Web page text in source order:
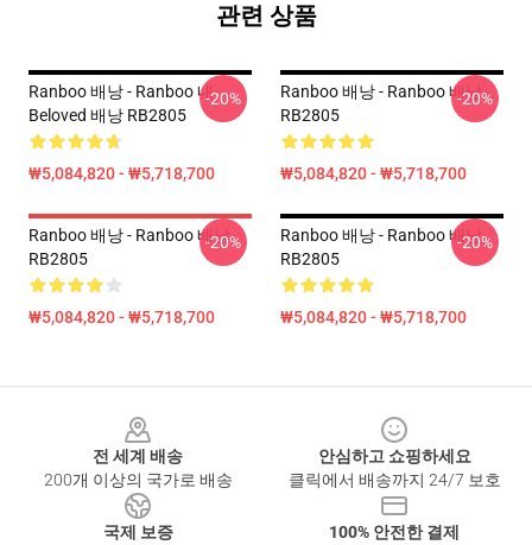
관련 상품
Ranboo 배낭 - Ranboo 내
Beloved 배낭 RB2805
₩5,084,820 - ₩5,718,700
-20%
Ranboo 배낭 - Ranboo 배낭
RB2805
₩5,084,820 - ₩5,718,700
-20%
Ranboo 배낭 - Ranboo 배낭
RB2805
₩5,084,820 - ₩5,718,700
-20%
Ranboo 배낭 - Ranboo 배낭
RB2805
₩5,084,820 - ₩5,718,700
-20%
전 세계 배송
200개 이상의 국가로 배송
안심하고 쇼핑하세요
클릭에서 배송까지 24/7 보호
국제 보증
100% 안전한 결제